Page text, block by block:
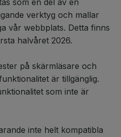
som en del av en
verktyg och mallar
vår webbplats. Detta finns
halvåret 2026.
på skärmläsare och
är tillgänglig.
som inte är
inte helt kompatibla